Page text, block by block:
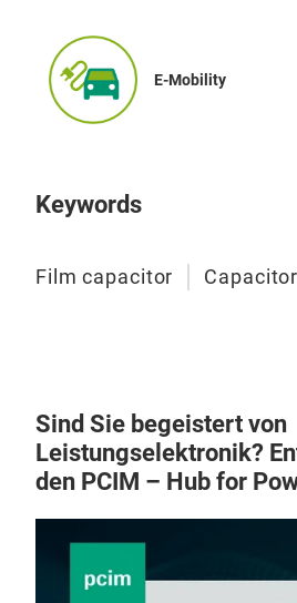
E-Mobility
Keywords
Film capacitor Capacitor
Sind Sie begeistert von
Leistungselektronik?
den PCIM – Hub for